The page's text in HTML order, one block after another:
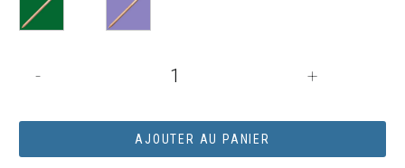
-
GRIS
+
AJOUTER AU PANIER